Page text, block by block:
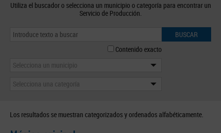
Utiliza el buscador o selecciona un municipio o categoría para encontrar un
Servicio de Producción.
BUSCAR
Contenido exacto
Selecciona un municipio
Selecciona una categoría
Los resultados se muestran categorizados y ordenados alfabéticamente.